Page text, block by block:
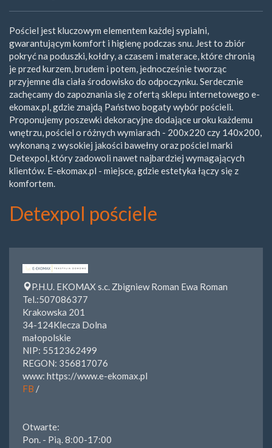
Pościel jest kluczowym elementem każdej sypialni,
gwarantującym komfort i higienę podczas snu. Jest to zbiór
pokryć na poduszki, kołdry, a czasem i materace, które chronią
je przed kurzem, brudem i potem, jednocześnie tworząc
przyjemne dla ciała środowisko do odpoczynku. Serdecznie
zachęcamy do zapoznania się z ofertą sklepu internetowego e-
ekomax.pl, gdzie znajdą Państwo bogaty wybór pościeli.
Proponujemy poszewki dekoracyjne dodające uroku każdemu
wnętrzu, pościel o różnych wymiarach - 200x220 czy 140x200,
wykonaną z wysokiej jakości bawełny oraz pościel marki
Detexpol, który zadowoli nawet najbardziej wymagających
klientów. E-ekomax.pl - miejsce, gdzie estetyka łączy się z
komfortem.
Detexpol pościele
P.H.U. EKOMAX s.c. Zbigniew Roman Ewa Roman
Tel.:507086377
Krakowska 201
34-124Klecza Dolna
małopolskie
NIP: 5512362499
REGON: 356817076
www: https://www.e-ekomax.pl
FB /
Otwarte:
Pon. - Pią. 8:00-17:00